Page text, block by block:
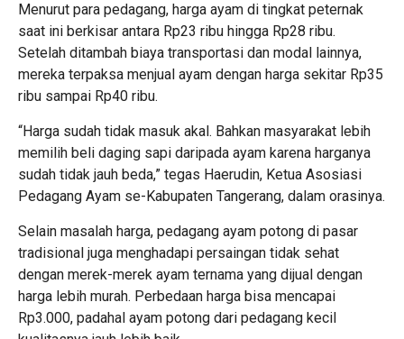
Menurut para pedagang, harga ayam di tingkat peternak
saat ini berkisar antara Rp23 ribu hingga Rp28 ribu.
Setelah ditambah biaya transportasi dan modal lainnya,
mereka terpaksa menjual ayam dengan harga sekitar Rp35
ribu sampai Rp40 ribu.
“Harga sudah tidak masuk akal. Bahkan masyarakat lebih
memilih beli daging sapi daripada ayam karena harganya
sudah tidak jauh beda,” tegas Haerudin, Ketua Asosiasi
Pedagang Ayam se-Kabupaten Tangerang, dalam orasinya.
Selain masalah harga, pedagang ayam potong di pasar
tradisional juga menghadapi persaingan tidak sehat
dengan merek-merek ayam ternama yang dijual dengan
harga lebih murah. Perbedaan harga bisa mencapai
Rp3.000, padahal ayam potong dari pedagang kecil